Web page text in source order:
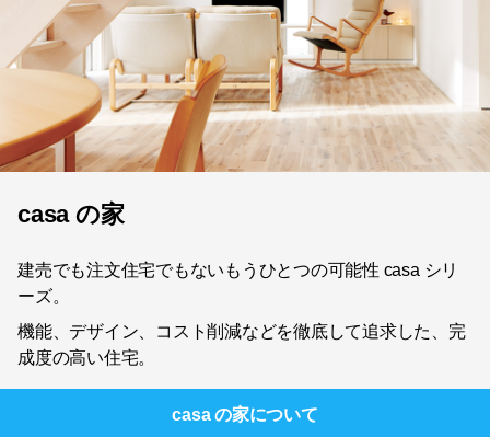
casa の家
建売でも注文住宅でもないもうひとつの可能性 casa シリ
ーズ。
機能、デザイン、コスト削減などを徹底して追求した、完
成度の高い住宅。
casa の家について